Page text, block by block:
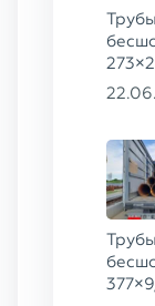
Трубы
Трубы